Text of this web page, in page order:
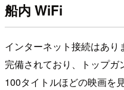
船内 WiFi
インターネット接続はあ
完備されており、トップ
100タイトルほどの映画を